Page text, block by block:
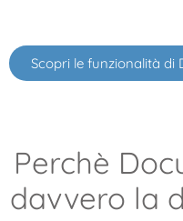
Scopri le funzionalità di
Perchè
davvero la